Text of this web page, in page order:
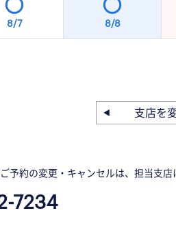
8/7 8/8
支店を
予約の変更・キャンセルは、担当支店
7234